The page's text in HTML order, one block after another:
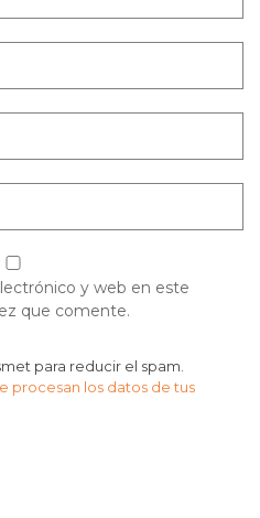
y web en este
que comente.
para reducir el spam.
procesan los datos de tus